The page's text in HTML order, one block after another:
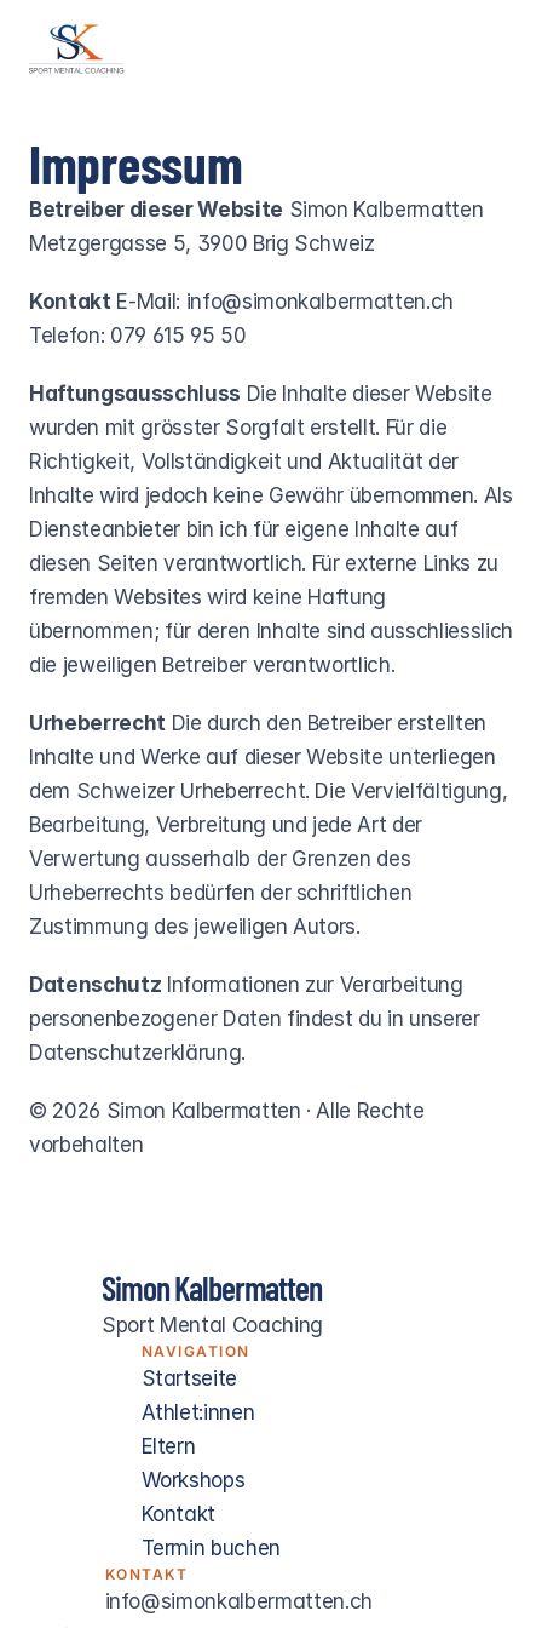
Impressum
Betreiber dieser Website Simon Kalbermatten
Metzgergasse 5, 3900 Brig Schweiz
Kontakt E-Mail: info@simonkalbermatten.ch
Telefon: 079 615 95 50
Haftungsausschluss Die Inhalte dieser Website
wurden mit grösster Sorgfalt erstellt. Für die
Richtigkeit, Vollständigkeit und Aktualität der
Inhalte wird jedoch keine Gewähr übernommen. Als
Diensteanbieter bin ich für eigene Inhalte auf
diesen Seiten verantwortlich. Für externe Links zu
fremden Websites wird keine Haftung
übernommen; für deren Inhalte sind ausschliesslich
die jeweiligen Betreiber verantwortlich.
Urheberrecht Die durch den Betreiber erstellten
Inhalte und Werke auf dieser Website unterliegen
dem Schweizer Urheberrecht. Die Vervielfältigung,
Bearbeitung, Verbreitung und jede Art der
Verwertung ausserhalb der Grenzen des
Urheberrechts bedürfen der schriftlichen
Zustimmung des jeweiligen Autors.
Datenschutz Informationen zur Verarbeitung
personenbezogener Daten findest du in unserer
Datenschutzerklärung.
© 2026 Simon Kalbermatten · Alle Rechte
vorbehalten
Simon Kalbermatten
Sport Mental Coaching
NAVIGATION
Startseite
Athlet:innen
Eltern
Workshops
Kontakt
Termin buchen
KONTAKT
info@simonkalbermatten.ch